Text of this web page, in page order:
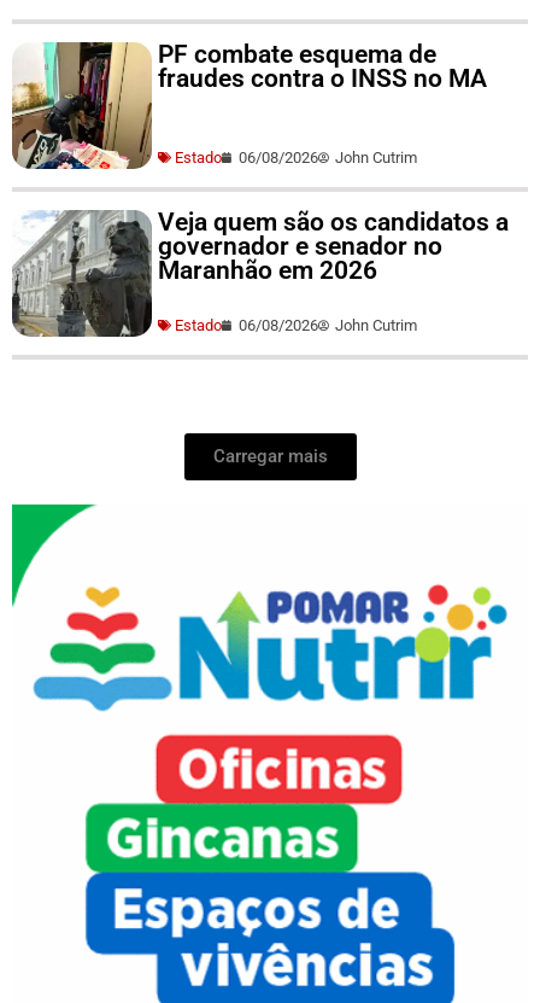
PF combate esquema de
fraudes contra o INSS no MA
Estado 06/08/2026 John Cutrim
Veja quem são os candidatos a
governador e senador no
Maranhão em 2026
Estado 06/08/2026 John Cutrim
Carregar mais